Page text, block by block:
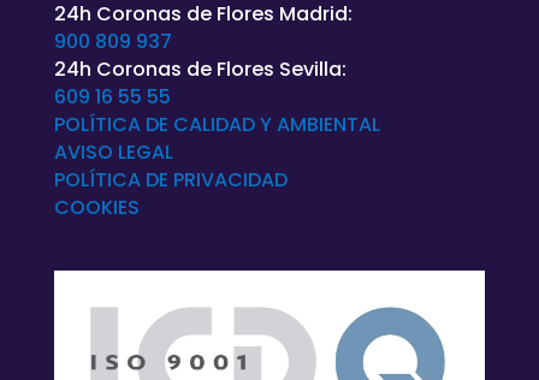
24h Coronas de Flores Madrid:
900 809 937
24h Coronas de Flores Sevilla:
609 16 55 55
POLÍTICA DE CALIDAD Y AMBIENTAL
AVISO LEGAL
POLÍTICA DE PRIVACIDAD
COOKIES